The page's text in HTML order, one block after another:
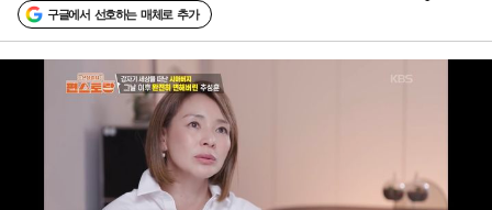
구글에서 선호하는 매체로 추가